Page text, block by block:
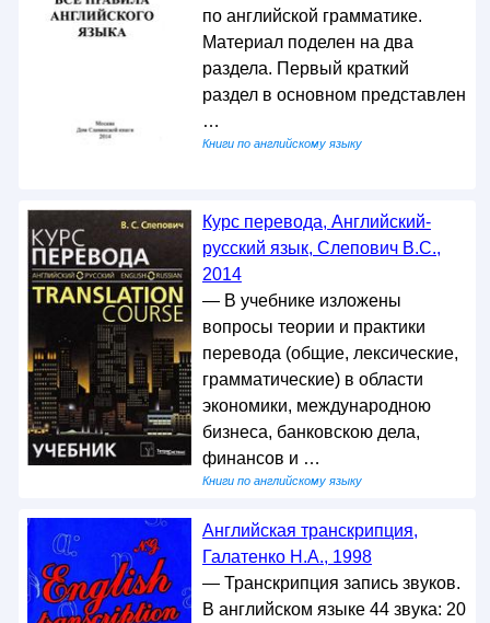
по английской грамматике.
Материал поделен на два
раздела. Первый краткий
раздел в основном представлен
…
Книги по английскому языку
Курс перевода, Английский-
русский язык, Слепович В.С.,
2014
— В учебнике изложены
вопросы теории и практики
перевода (общие, лексические,
грамматические) в области
экономики, международною
бизнеса, банковскою дела,
финансов и …
Книги по английскому языку
Английская транскрипция,
Галатенко Н.А., 1998
— Транскрипция запись звуков.
В английском языке 44 звука: 20